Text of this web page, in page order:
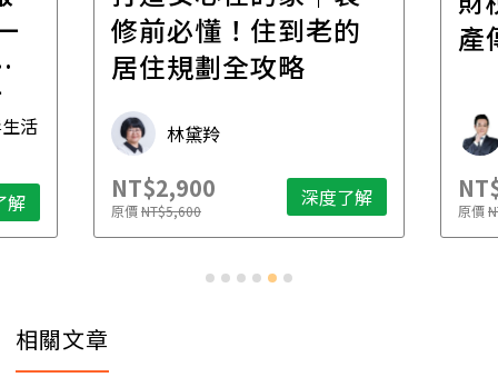
活
解
修前必懂！住到老的
居住規劃全攻略
林黛羚
NT$2,900
原價NT$5,600 深度了解
產
原價
相關文章